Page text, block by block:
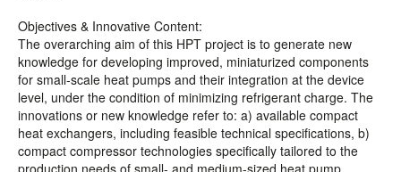
Objectives & Innovative Content:
The overarching aim of this HPT project is to generate new
knowledge for developing improved, miniaturized components
for small-scale heat pumps and their integration at the device
level, under the condition of minimizing refrigerant charge. The
innovations or new knowledge refer to: a) available compact
heat exchangers, including feasible technical specifications, b)
compact compressor technologies specifically tailored to the
production needs of small- and medium-sized heat pump